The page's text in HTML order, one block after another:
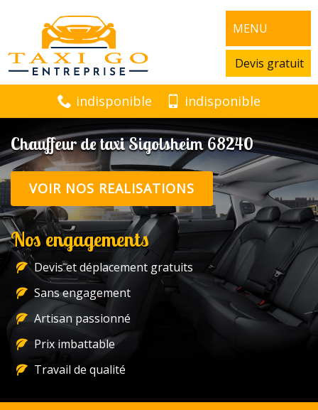
MENU
Devis gratuit
indisponible indisponible
Chauffeur de taxi Sigolsheim 68240
VOIR NOS REALISATIONS
Nos engagements
Devis et déplacement gratuits
Sans engagement
Artisan passionné
Prix imbattable
Travail de qualité